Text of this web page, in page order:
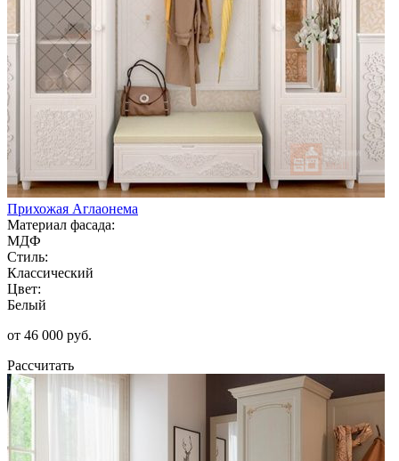
Прихожая Аглаонема
Материал фасада:
МДФ
Стиль:
Классический
Цвет:
Белый
от 46 000 руб.
Рассчитать